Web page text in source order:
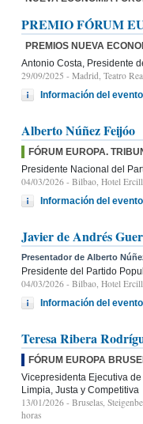
PREMIO FÓRUM
PREMIOS NUEVA
Antonio Costa, Presidente
29/09/2025 - Madrid, Teatro
Información del evento
Alberto Núñez Feijóo
FÓRUM EUROPA.
Presidente Nacional del
04/03/2026 - Bilbao, Hotel
Información del evento
Javier de Andrés
Presentador de Alberto
Presidente del Partido
04/03/2026 - Bilbao, Hotel
Información del evento
Teresa Ribera
FÓRUM EUROPA
Vicepresidenta Ejecutiva
Limpia, Justa y Competitiva
13/01/2026 - Bruselas,
horas